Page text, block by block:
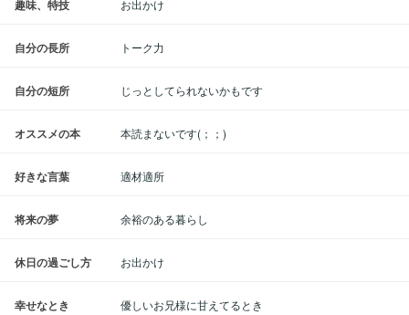
趣味、特技 お出かけ
自分の長所 トーク力
自分の短所 じっとしてられないかもです
オススメの本 本読まないです(；；)
好きな言葉 適材適所
将来の夢 余裕のある暮らし
休日の過ごし方 お出かけ
幸せなとき 優しいお兄様に甘えてるとき